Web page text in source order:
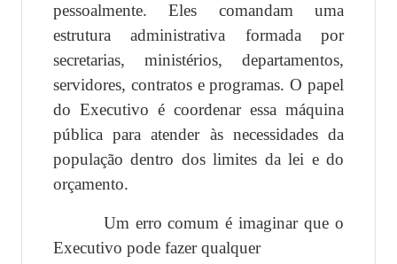
pessoalmente. Eles comandam uma
estrutura administrativa formada por
secretarias, ministérios, departamentos,
servidores, contratos e programas. O papel
do Executivo é coordenar essa máquina
pública para atender às necessidades da
população dentro dos limites da lei e do
orçamento.
Um erro comum é imaginar que o
Executivo pode fazer qualquer